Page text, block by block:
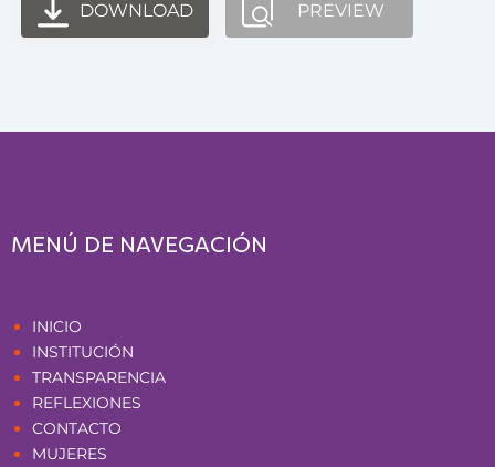
DOWNLOAD PREVIEW
MENÚ DE NAVEGACIÓN
INICIO
INSTITUCIÓN
TRANSPARENCIA
REFLEXIONES
CONTACTO
MUJERES